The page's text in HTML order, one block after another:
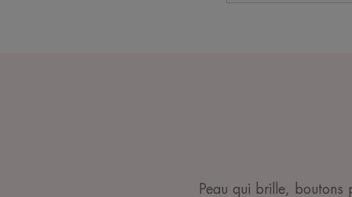
Peau qui brille, boutons